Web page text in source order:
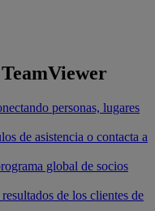
personas, lugares
de asistencia o contacta a
global de socios
de los clientes de